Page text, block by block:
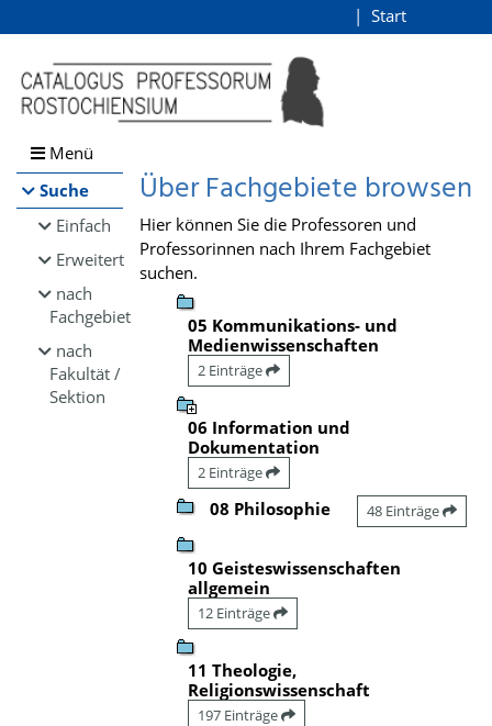
Browsen
direkt zum Inhalt
Start
Menü
Suche
Einfach
Erweitert
nach
Fachgebiet
nach
Fakultät /
Sektion
Über Fachgebiete browsen
Hier können Sie die Professoren und
Professorinnen nach Ihrem Fachgebiet
suchen.
05 Kommunikations- und
Medienwissenschaften
2 Einträge
06 Information und
Dokumentation
2 Einträge
08 Philosophie 48 Einträge
10 Geisteswissenschaften
allgemein
12 Einträge
11 Theologie,
Religionswissenschaft
197 Einträge